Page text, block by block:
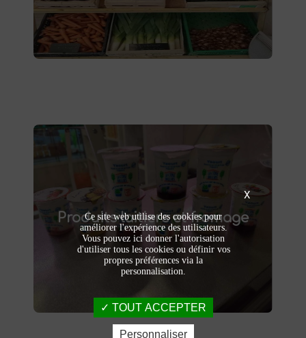
l'environnement. Vente directe à la ferme ou
livraison à domicile.
Produits laitiers et fromage
Produits laitiers et fromage
produits laitiers et fromages à
Saint-Saulve
. Yaourts crémeux, fromages
affinés et autres délices laitiers vous
attendent dans notre ferme. Livraison et
vente directe à la ferme pour une fraîcheur
garantie.
X
Ce site web utilise des cookies pour
améliorer l'expérience des utilisateurs.
Vous pouvez ici donner l'autorisation
d'utiliser tous les cookies ou définir vos
propres préférences via la
personnalisation.
TOUT ACCEPTER
Personnaliser